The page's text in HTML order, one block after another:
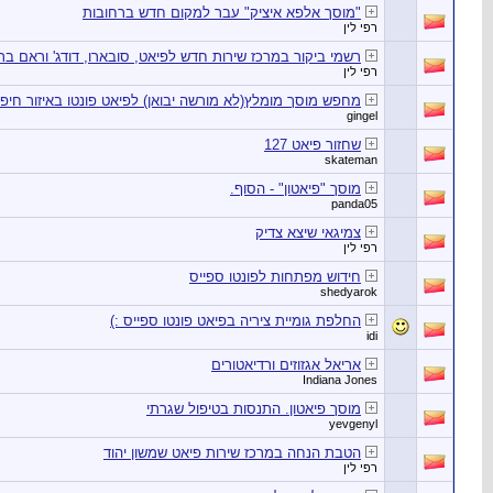
"מוסך אלפא איציק" עבר למקום חדש ברחובות
רפי לין
רשמי ביקור במרכז שירות חדש לפיאט, סובארו, דודג' וראם
רפי לין
מחפש מוסך מומלץ(לא מורשה יבואן) לפיאט פונטו באיזור
gingel
שחזור פיאט 127
skateman
מוסך "פיאטון" - הסוף.
panda05
צמיגאי שיצא צדיק
רפי לין
חידוש מפתחות לפונטו ספייס
shedyarok
החלפת גומיית ציריה בפיאט פונטו ספייס :)
idi
אריאל אגזוזים ורדיאטורים
Indiana Jones
מוסך פיאטון. התנסות בטיפול שגרתי
yevgenyl
הטבת הנחה במרכז שירות פיאט שמשון יהוד
רפי לין